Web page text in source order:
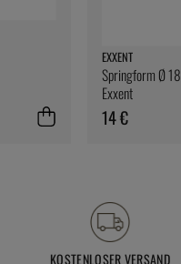
EXXENT
Springform Ø
Exxent
14 €
KOSTENLOSER VERSAND